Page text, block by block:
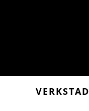
VERKSTAD